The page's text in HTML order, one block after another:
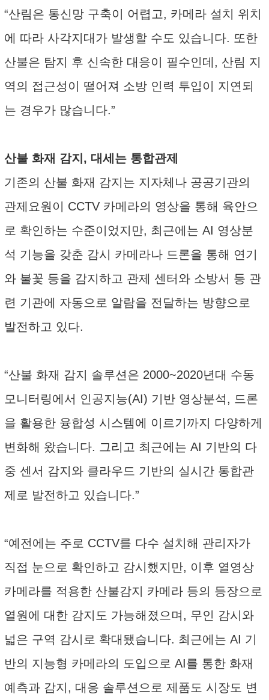
“산림은 통신망 구축이 어렵고, 카메라 설치 위치
에 따라 사각지대가 발생할 수도 있습니다. 또한
산불은 탐지 후 신속한 대응이 필수인데, 산림 지
역의 접근성이 떨어져 소방 인력 투입이 지연되
는 경우가 많습니다.”
산불 화재 감지, 대세는 통합관제
기존의 산불 화재 감지는 지자체나 공공기관의
관제요원이 CCTV 카메라의 영상을 통해 육안으
로 확인하는 수준이었지만, 최근에는 AI 영상분
석 기능을 갖춘 감시 카메라나 드론을 통해 연기
와 불꽃 등을 감지하고 관제 센터와 소방서 등 관
련 기관에 자동으로 알람을 전달하는 방향으로
발전하고 있다.
“산불 화재 감지 솔루션은 2000~2020년대 수동
모니터링에서 인공지능(AI) 기반 영상분석, 드론
을 활용한 융합성 시스템에 이르기까지 다양하게
변화해 왔습니다. 그리고 최근에는 AI 기반의 다
중 센서 감지와 클라우드 기반의 실시간 통합관
제로 발전하고 있습니다.”
“예전에는 주로 CCTV를 다수 설치해 관리자가
직접 눈으로 확인하고 감시했지만, 이후 열영상
카메라를 적용한 산불감지 카메라 등의 등장으로
열원에 대한 감지도 가능해졌으며, 무인 감시와
넓은 구역 감시로 확대됐습니다. 최근에는 AI 기
반의 지능형 카메라의 도입으로 AI를 통한 화재
예측과 감지, 대응 솔루션으로 제품도 시장도 변